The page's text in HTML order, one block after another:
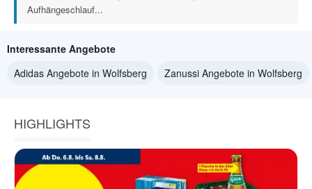
Aufhängeschlauf...
Interessante Angebote
Adidas Angebote in Wolfsberg
Zanussi Angebote in Wolfsberg
HIGHLIGHTS